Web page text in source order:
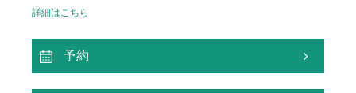
詳細はこちら
予約